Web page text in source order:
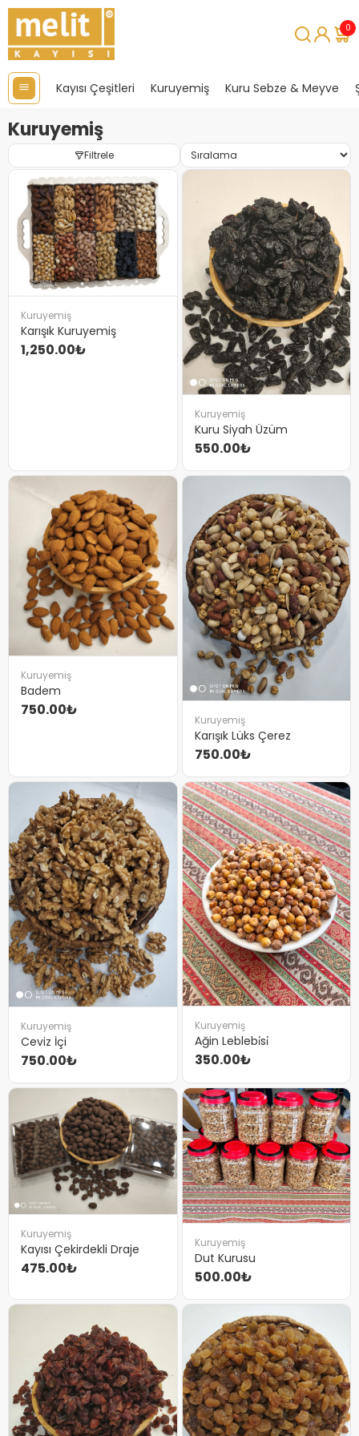
0
Kayısı Çeşitleri Kuruyemiş Kuru Sebze & Meyve
Kuruyemiş
Filtrele
Kuruyemiş
Karışık Kuruyemiş
1,250.00₺
Kuruyemiş
Kuru Siyah Üzüm
550.00₺
Kuruyemiş
Badem
750.00₺
Kuruyemiş
Karışık Lüks Çerez
750.00₺
Kuruyemiş
Ceviz İçi
750.00₺
Kuruyemiş
Ağin Leblebi̇si̇
350.00₺
Kuruyemiş
Kayısı Çekirdekli Draje
475.00₺
Kuruyemiş
Dut Kurusu
500.00₺